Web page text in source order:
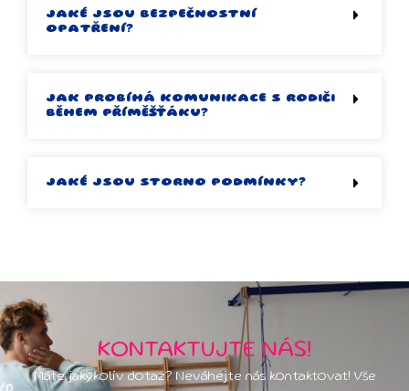
JAKÉ JSOU BEZPEČNOSTNÍ
OPATŘENÍ?
JAK PROBÍHÁ KOMUNIKACE S RODIČI
BĚHEM PŘÍMĚŠŤÁKU?
JAKÉ JSOU STORNO PODMÍNKY?
KONTAKTUJTE NÁS!
Máte jakýkoliv dotaz? Neváhejte nás kontaktovat! Vše